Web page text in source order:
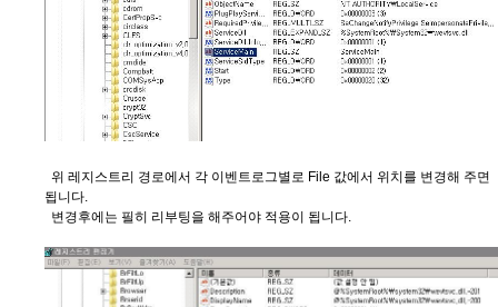
위 레지스트리 경로에서 각 이벤트로그별로 File 값에서 위치를 변경해 주면
됩니다.
변경후에는 필히 리부팅을 해주어야 적용이 됩니다.